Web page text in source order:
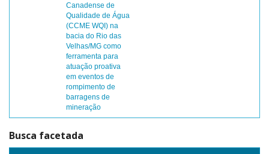
Canadense de
Qualidade de Água
(CCME WQI) na
bacia do Rio das
Velhas/MG como
ferramenta para
atuação proativa
em eventos de
rompimento de
barragens de
mineração
Busca facetada